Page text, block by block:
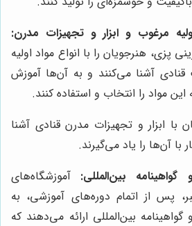
مرغوب و ابزار و تجهیزات مدرن:
پزی، هنرجویان را با انواع مواد اولیه
قنادی آشنا می‌کنند و به آن‌ها آموزش
مواد را انتخاب و استفاده کنند.
با ابزار و تجهیزات مدرن قنادی آشنا
آن‌ها را یاد می‌گیرند.
بین‌المللی: آموزشگاه‌های
پس از اتمام دوره‌های آموزشی، به
بین‌المللی ارائه می‌دهند که